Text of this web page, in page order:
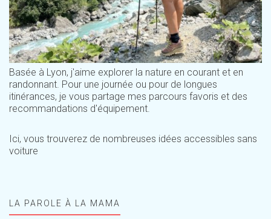
Basée à Lyon, j'aime explorer la nature en courant et en
randonnant. Pour une journée ou pour de longues
itinérances, je vous partage mes parcours favoris et des
recommandations d'équipement.
Ici, vous trouverez de nombreuses idées accessibles sans
voiture
LA PAROLE À LA MAMA